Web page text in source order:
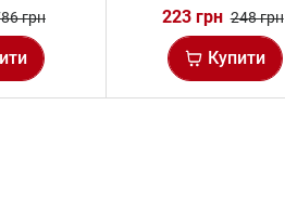
грн 223 грн 248 грн
Купити